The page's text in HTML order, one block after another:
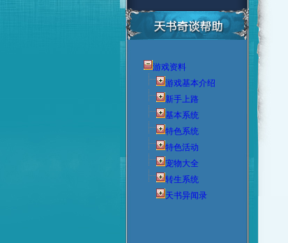
游戏资料
游戏基本介绍
新手上路
基本系统
特色系统
特色活动
宠物大全
转生系统
天书异闻录